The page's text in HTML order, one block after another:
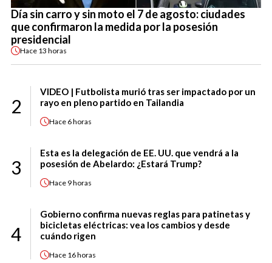
Día sin carro y sin moto el 7 de agosto: ciudades
que confirmaron la medida por la posesión
presidencial
Hace 13 horas
2
VIDEO | Futbolista murió tras ser impactado por un
rayo en pleno partido en Tailandia
Hace 6 horas
3
Esta es la delegación de EE. UU. que vendrá a la
posesión de Abelardo: ¿Estará Trump?
Hace 9 horas
4
Gobierno confirma nuevas reglas para patinetas y
bicicletas eléctricas: vea los cambios y desde
cuándo rigen
Hace 16 horas